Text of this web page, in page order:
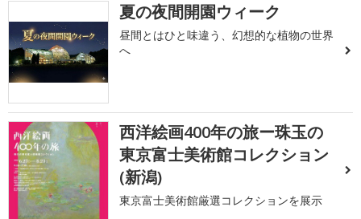
夏の夜間開園ウィーク
昼間とはひと味違う、幻想的な植物の世界
へ
西洋絵画400年の旅ー珠玉の
東京富士美術館コレクション
(新潟)
東京富士美術館厳選コレクションを展示